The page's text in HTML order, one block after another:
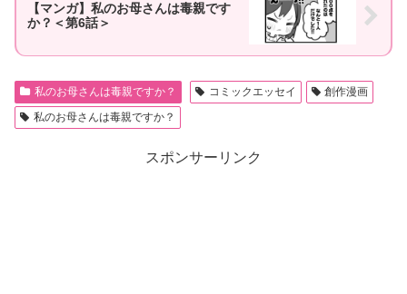
【マンガ】私のお母さんは毒親です
か？＜第6話＞
私のお母さんは毒親ですか？ コミックエッセイ
創作漫画
私のお母さんは毒親ですか？
スポンサーリンク